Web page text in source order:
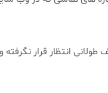
انتظار قرار نگرفته